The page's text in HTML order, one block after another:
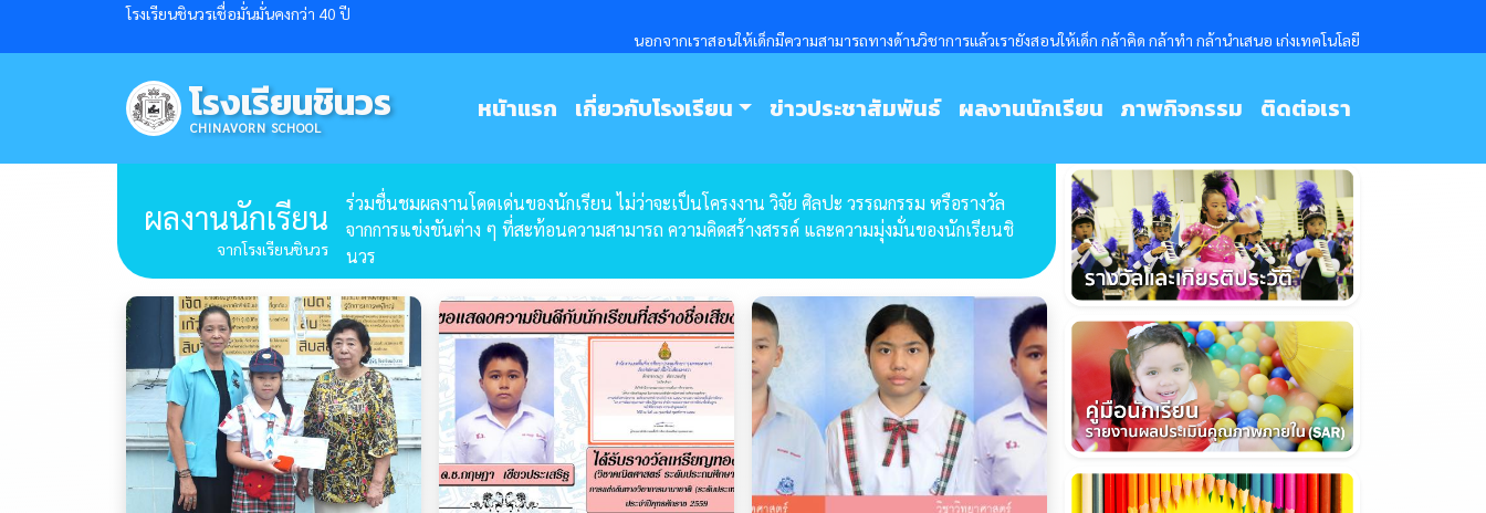
โรงเรียนชินวรเชื่อมั่นมั่นคงกว่า 40 ปี
นอกจากเราสอนให้เด็กมีความสามารถทางด้านวิชาการแล้วเรายังสอนให้เด็ก กล้าคิด กล้าทำ กล้านำเสนอ เก่งเทคโนโลยี
โรงเรียนชินวร
CHINAVORN SCHOOL
หนัาแรก เกี่ยวกับโรงเรียน ข่าวประชาสัมพันธ์ ผลงานนักเรียน ภาพกิจกรรม ติดต่อเรา
ผลงานนักเรียน
จากโรงเรียนชินวร
ร่วมชื่นชมผลงานโดดเด่นของนักเรียน ไม่ว่าจะเป็นโครงงาน วิจัย ศิลปะ วรรณกรรม หรือรางวัล
จากการแข่งขันต่าง ๆ ที่สะท้อนความสามารถ ความคิดสร้างสรรค์ และความมุ่งมั่นของนักเรียนชิ
นวร